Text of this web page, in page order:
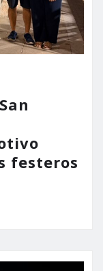
festeros